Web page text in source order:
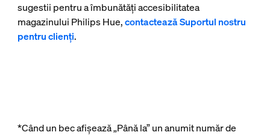
sugestii pentru a îmbunătăți accesibilitatea
magazinului Philips Hue,contactează Suportul nostru
pentru clienți.
*Când un bec afișează „Până la” un anumit număr de